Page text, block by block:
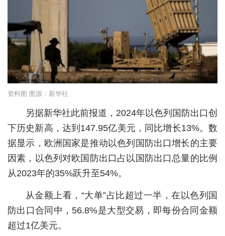
城建
科教
健康
悠游
相亲
汽车
房产
消费
创意
文化
资料图 图源：新华社
另据新华社此前报道，2024年以色列国防出口创
下历史新高，达到147.95亿美元，同比增长13%。数
据显示，欧洲国家是推动以色列国防出口增长的主要
因素，以色列对欧国防出口占以国防出口总量的比例
从2023年的35%跃升至54%。
从金额上看，“大单”占比超过一半，在以色列国
防出口合同中，56.8%是大型交易，即每份合同金额
超过1亿美元。